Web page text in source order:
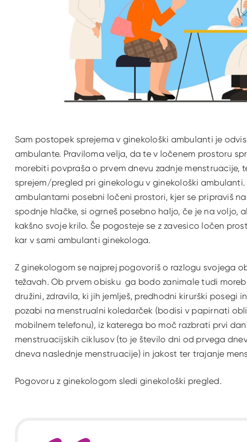
Sam postopek sprejema v ginekološki ambulanti je
ambulante. Praviloma velja, da te v ločenem prostoru
morebiti povpraša o prvem dnevu zadnje menstruacije,
sprejem/pregled pri ginekologu v ginekološki ambulanti.
ambulantami posebni ločeni prostori, kjer se pripraviš
spodnje hlačke, si ogrneš posebno haljo, če je na voljo,
kakšno svoje krilo. Še pogosteje se z zavesico ločen
kar v sami ambulanti ginekologa.
Z ginekologom se najprej pogovoriš o razlogu svojega
težavah. Ob prvem obisku ga bodo zanimale tudi
družini, zdravila, ki jih jemlješ, predhodni kirurški posegi
pozabi na menstrualni koledarček (bodisi v papirnati
mobilnem telefonu), iz katerega bo moč razbrati prvi
menstruacijskih ciklusov (to je število dni od prvega
dneva naslednje menstruacije) in jakost ter trajanje
Pogovoru z ginekologom sledi ginekološki pregled.